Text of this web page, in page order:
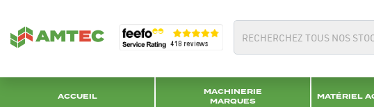
ACCUEIL
MACHINERIE
MARQUES
MATÉRIEL